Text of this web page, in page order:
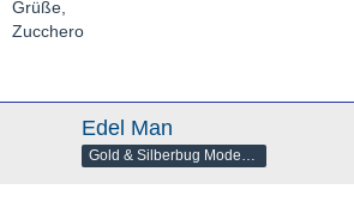
Grüße,
Zucchero
Edel Man